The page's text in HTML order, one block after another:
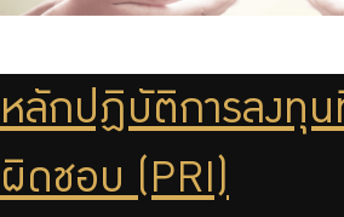
รายงานผลการดำเนินงาน
จัดซื้อจัดจ้าง
หลักปฏิบัติการลงทุน
ผิดชอบ (PRI)